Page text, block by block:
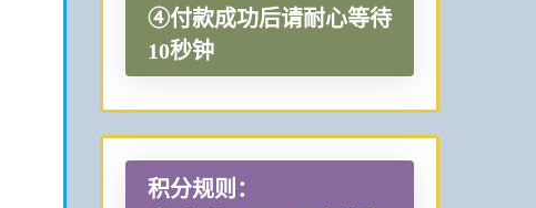
④付款成功后请耐心等待
10秒钟
积分规则：